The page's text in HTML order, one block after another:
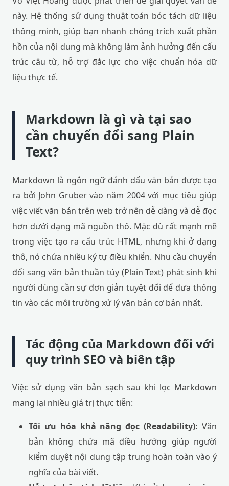
này. Hệ thống sử dụng thuật toán bóc tách dữ liệu
thông minh, giúp bạn nhanh chóng trích xuất phần
hồn của nội dung mà không làm ảnh hưởng đến cấu
trúc câu từ, hỗ trợ đắc lực cho việc chuẩn hóa dữ
liệu thực tế.
Markdown là gì và tại sao
cần chuyển đổi sang Plain
Text?
Markdown là ngôn ngữ đánh dấu văn bản được tạo
ra bởi John Gruber vào năm 2004 với mục tiêu giúp
việc viết văn bản trên web trở nên dễ dàng và dễ đọc
hơn dưới dạng mã nguồn thô. Mặc dù rất mạnh mẽ
trong việc tạo ra cấu trúc HTML, nhưng khi ở dạng
thô, nó chứa nhiều ký tự điều khiển. Nhu cầu chuyển
đổi sang văn bản thuần túy (Plain Text) phát sinh khi
người dùng cần sự đơn giản tuyệt đối để đưa thông
tin vào các môi trường xử lý văn bản cơ bản nhất.
Tác động của Markdown đối với
quy trình SEO và biên tập
Việc sử dụng văn bản sạch sau khi lọc Markdown
mang lại nhiều giá trị thực tiễn:
Tối ưu hóa khả năng đọc (Readability): Văn
bản không chứa mã điều hướng giúp người
kiểm duyệt nội dung tập trung hoàn toàn vào ý
nghĩa của bài viết.